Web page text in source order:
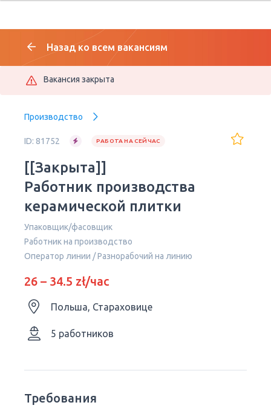
Назад ко всем вакансиям
Вакансия закрыта
Производство
ID: 81752 РАБОТА НА СЕЙЧАС
[[Закрыта]]
Работник производства
керамической плитки
Упаковщик/фасовщик
Работник на производство
Оператор линии / Разнорабочий на линию
26 – 34.5 zł/час
Польша, Стараховице
5 работников
Требования